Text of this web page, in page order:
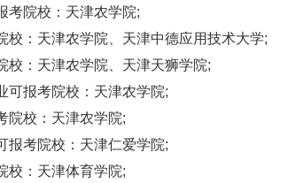
院校：天津农学院;
：天津农学院、天津中德应用技术大学;
：天津农学院、天津天狮学院;
报考院校：天津农学院;
校：天津农学院;
考院校：天津仁爱学院;
：天津体育学院;